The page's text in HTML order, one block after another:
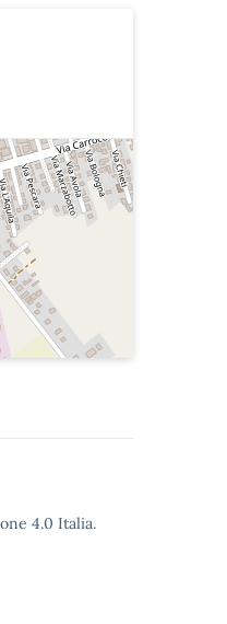
4.0 Italia.